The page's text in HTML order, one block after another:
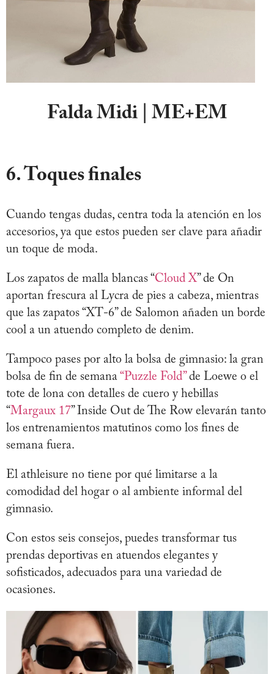
Falda Midi | ME+EM
6. Toques finales
Cuando tengas dudas, centra toda la atención en los
accesorios, ya que estos pueden ser clave para añadir
un toque de moda.
Los zapatos de malla blancas “Cloud X” de On
aportan frescura al Lycra de pies a cabeza, mientras
que las zapatos “XT-6” de Salomon añaden un borde
cool a un atuendo completo de denim.
Tampoco pases por alto la bolsa de gimnasio: la gran
bolsa de fin de semana “Puzzle Fold”de Loewe o el
tote de lona con detalles de cuero y hebillas
“Margaux 17” Inside Out de The Row elevarán tanto
los entrenamientos matutinos como los fines de
semana fuera.
El athleisure no tiene por qué limitarse a la
comodidad del hogar o al ambiente informal del
gimnasio.
Con estos seis consejos, puedes transformar tus
prendas deportivas en atuendos elegantes y
sofisticados, adecuados para una variedad de
ocasiones.